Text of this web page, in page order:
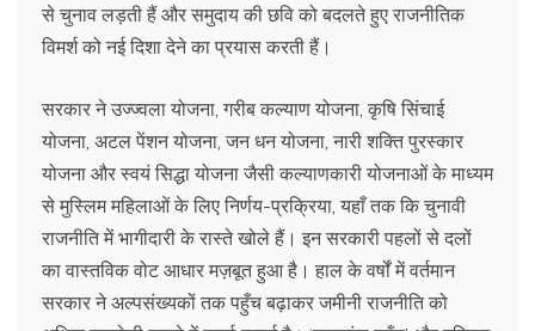
से चुनाव लड़ती हैं और समुदाय की छवि को बदलते हुए राजनीतिक
विमर्श को नई दिशा देने का प्रयास करती हैं।
सरकार ने उज्ज्वला योजना, गरीब कल्याण योजना, कृषि सिंचाई
योजना, अटल पेंशन योजना, जन धन योजना, नारी शक्ति पुरस्कार
योजना और स्वयं सिद्धा योजना जैसी कल्याणकारी योजनाओं के माध्यम
से मुस्लिम महिलाओं के लिए निर्णय-प्रक्रिया, यहाँ तक कि चुनावी
राजनीति में भागीदारी के रास्ते खोले हैं। इन सरकारी पहलों से दलों
का वास्तविक वोट आधार मज़बूत हुआ है। हाल के वर्षों में वर्तमान
सरकार ने अल्पसंख्यकों तक पहुँच बढ़ाकर जमीनी राजनीति को